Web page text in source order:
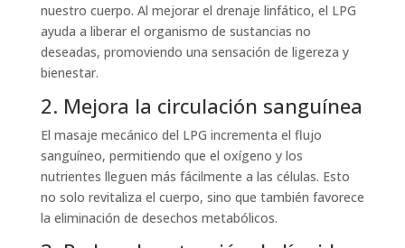
nuestro cuerpo. Al mejorar el drenaje linfático, el LPG
ayuda a liberar el organismo de sustancias no
deseadas, promoviendo una sensación de ligereza y
bienestar.
2. Mejora la circulación sanguínea
El masaje mecánico del LPG incrementa el flujo
sanguíneo, permitiendo que el oxígeno y los
nutrientes lleguen más fácilmente a las células. Esto
no solo revitaliza el cuerpo, sino que también favorece
la eliminación de desechos metabólicos.